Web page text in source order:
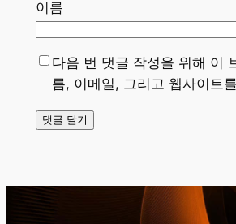
이름
다음 번 댓글 작성을 위해 이
름, 이메일, 그리고 웹사이트